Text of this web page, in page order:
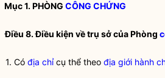
Mục 1. PHÒNG CÔNG CHỨNG
Điều 8. Điều kiện về trụ sở của Phòng
1. Có địa chỉcụ thể theo địa giới hành